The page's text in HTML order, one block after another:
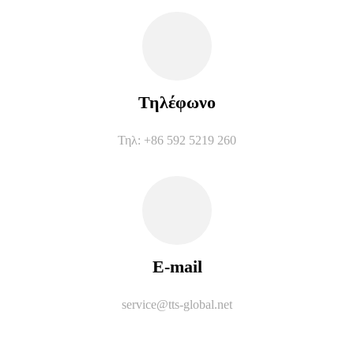
Τηλέφωνο
Τηλ: +86 592 5219 260
E-mail
service@tts-global.net